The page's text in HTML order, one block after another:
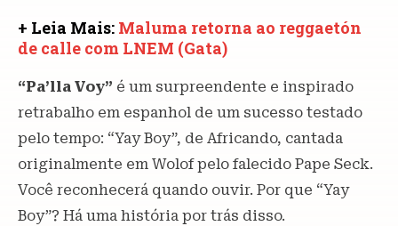
+ Leia Mais: Maluma retorna ao reggaetón
de calle com LNEM (Gata)
“Pa’lla Voy” é um surpreendente e inspirado
retrabalho em espanhol de um sucesso testado
pelo tempo: “Yay Boy”, de Africando, cantada
originalmente em Wolof pelo falecido Pape Seck.
Você reconhecerá quando ouvir. Por que “Yay
Boy”? Há uma história por trás disso.